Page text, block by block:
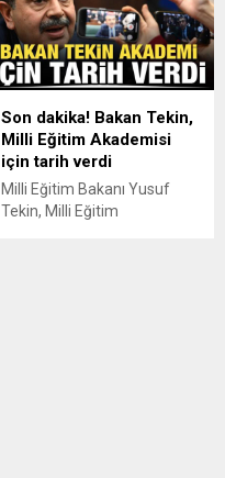
ilgili önemli kararı duyurdu.
Son dakika! Bakan Tekin,
Milli Eğitim Akademisi
için tarih verdi
Milli Eğitim Bakanı Yusuf
Tekin, Milli Eğitim